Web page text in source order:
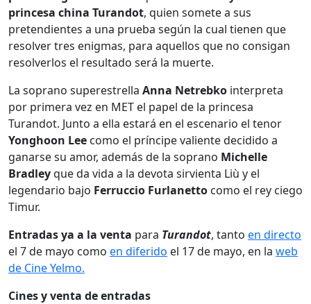
princesa china Turandot, quien somete a sus
pretendientes a una prueba según la cual tienen que
resolver tres enigmas, para aquellos que no consigan
resolverlos el resultado será la muerte.
La soprano superestrella Anna Netrebko interpreta
por primera vez en MET el papel de la princesa
Turandot. Junto a ella estará en el escenario el tenor
Yonghoon Lee como el príncipe valiente decidido a
ganarse su amor, además de la soprano Michelle
Bradleyque da vida a la devota sirvienta Liù y el
legendario bajo Ferruccio Furlanetto como el rey ciego
Timur.
Entradas ya a la venta para Turandot, tanto en directo
el 7 de mayo como en diferido el 17 de mayo, en la web
de Cine Yelmo.
Cines y venta de entradas